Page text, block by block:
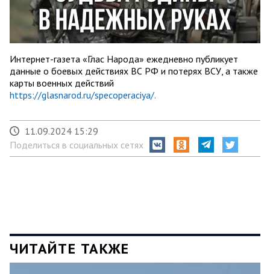
Интернет-газета «Глас Народа» ежедневно публикует
данные о боевых действиях ВС РФ и потерях ВСУ, а также
карты военных действий
https://glasnarod.ru/specoperaciya/.
11.09.2024 15:29
Поделиться в социальных сетях
ЧИТАЙТЕ ТАКЖЕ